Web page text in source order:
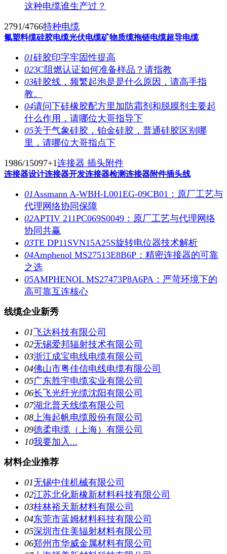
这种电缆谁生产过？
2791/4766特种电缆
氟塑料缆硅胶电缆光伏电缆矿物质缆拖链电缆超导电缆
01硅胶印字牢固性提高
023C阻燃认证如何准备样品？请指教
03硅胶线，频繁起泡是是什么原因，请高手指
教。
04请问下硅橡胶配方里加防霜剂和脱膜剂主要起
什么作用，请哪位大哥指导下
05关于气象硅胶，铂金硅胶，普通硅胶区别哪
里，请哪位大哥指点下
1986/15097+1连接器 插头附件
连接器设计连接器开发连接器检测连接器附件插头线
01Assmann A-WBH-L001EG-09CB01：原厂工艺与
代理网络协同保障
02APTIV 211PC069S0049：原厂工艺与代理网络
协同共赢
03TE DP11SVN15A25S旋转电位器技术解析
04Amphenol MS27513E8B6P：精密连接器的可靠
之选
05AMPHENOL MS27473P8A6PA：严苛环境下的
高可靠互连核心
线缆企业新秀
01 飞达科技有限公司
02无锡爱邦辐射技术有限公司
03浙江成宝电线电缆有限公司
04佛山市粤佳信电线电缆有限公司
05广东胜宇电缆实业有限公司
06长飞光纤光缆沈阳有限公司
07湖北普天线缆有限公司
08上海起帆电缆股份有限公司
09德柔电缆（上海）有限公司
10我要加入...
材料企业推荐
01无锡中佳机械有限公司
02江苏北化新橡新材料科技有限公司
03桂林裕天新材料有限公司
04东莞市蓝姆材料科技有限公司
05深圳市住美辐射材料有限公司
06郑州市华威金属材料有限公司